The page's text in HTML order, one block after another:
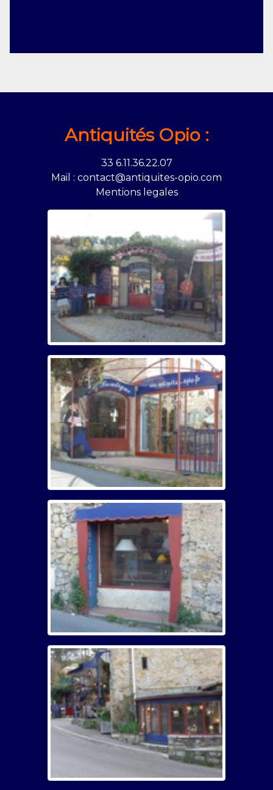
Antiquités Opio :
33 6.11.36.22.07
Mail : contact@antiquites-opio.com
Mentions legales